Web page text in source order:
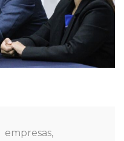
empresas,